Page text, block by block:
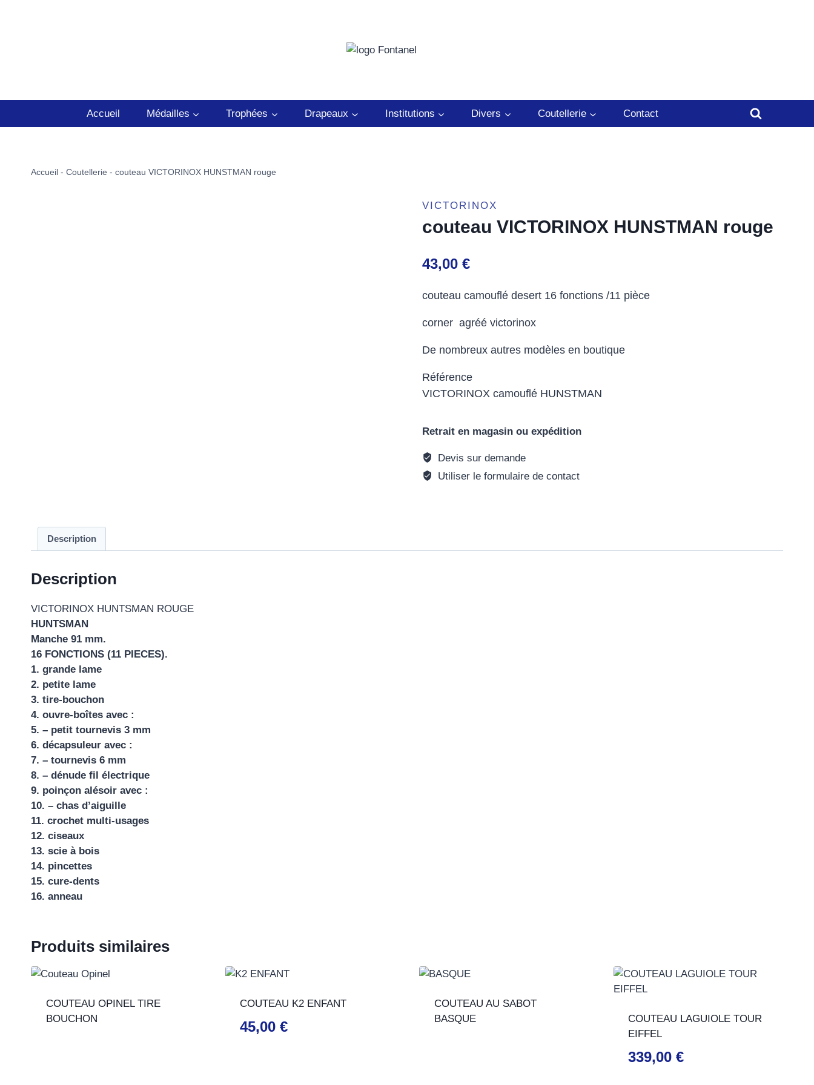
Accueil Médailles Trophées Drapeaux Institutions Divers Coutellerie Contact
Accueil - Coutellerie - couteau VICTORINOX HUNSTMAN rouge
VICTORINOX
couteau VICTORINOX HUNSTMAN rouge
43,00 €
couteau camouflé desert 16 fonctions /11 pièce
corner agréé victorinox
De nombreux autres modèles en boutique
Référence
VICTORINOX camouflé HUNSTMAN
Retrait en magasin ou expédition
Devis sur demande
Utiliser le formulaire de contact
Description
Description
VICTORINOX HUNTSMAN ROUGE
HUNTSMAN
Manche 91 mm.
16 FONCTIONS (11 PIECES).
1. grande lame
2. petite lame
3. tire-bouchon
4. ouvre-boîtes avec :
5. – petit tournevis 3 mm
6. décapsuleur avec :
7. – tournevis 6 mm
8. – dénude fil électrique
9. poinçon alésoir avec :
10. – chas d’aiguille
11. crochet multi-usages
12. ciseaux
13. scie à bois
14. pincettes
15. cure-dents
16. anneau
Produits similaires
COUTEAU OPINEL TIRE
BOUCHON
COUTEAU K2 ENFANT
45,00 €
COUTEAU AU SABOT
BASQUE
COUTEAU LAGUIOLE TOUR
EIFFEL
339,00 €